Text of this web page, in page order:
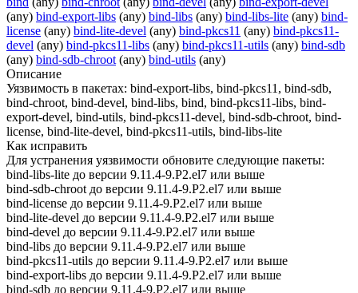
(any) bind-export-libs (any) bind-libs (any) bind-libs-lite (any) bind-
license (any) bind-lite-devel (any) bind-pkcs11 (any) bind-pkcs11-
devel (any) bind-pkcs11-libs (any) bind-pkcs11-utils (any) bind-sdb
(any) bind-sdb-chroot (any) bind-utils (any)
Описание
Уязвимость в пакетах: bind-export-libs, bind-pkcs11, bind-sdb,
bind-chroot, bind-devel, bind-libs, bind, bind-pkcs11-libs, bind-
export-devel, bind-utils, bind-pkcs11-devel, bind-sdb-chroot, bind-
license, bind-lite-devel, bind-pkcs11-utils, bind-libs-lite
Как исправить
Для устранения уязвимости обновите следующие пакеты:
bind-libs-lite до версии 9.11.4-9.P2.el7 или выше
bind-sdb-chroot до версии 9.11.4-9.P2.el7 или выше
bind-license до версии 9.11.4-9.P2.el7 или выше
bind-lite-devel до версии 9.11.4-9.P2.el7 или выше
bind-devel до версии 9.11.4-9.P2.el7 или выше
bind-libs до версии 9.11.4-9.P2.el7 или выше
bind-pkcs11-utils до версии 9.11.4-9.P2.el7 или выше
bind-export-libs до версии 9.11.4-9.P2.el7 или выше
bind-sdb до версии 9.11.4-9.P2.el7 или выше